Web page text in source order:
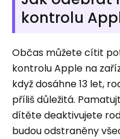
kontrolu
Občas můžete cítit
kontrolu Apple na
když dosáhne 13 let,
příliš důležitá.
dítěte deaktivujete
budou odstraněny